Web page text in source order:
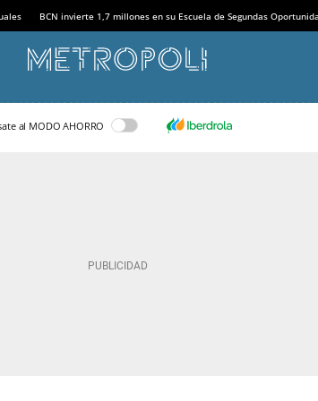
BCN invierte 1,7 millones en su Escuela de Segundas
al MODO AHORRO